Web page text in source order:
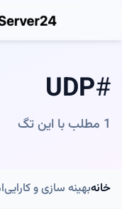
#
UDP
1 مطلب با این تگ
خانهبهینه سازی و کارایی